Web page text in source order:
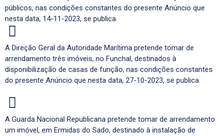
públicos, nas condições constantes do presente Anúncio que
nesta data, 14-11-2023, se publica.
A Direção Geral da Autoridade Marítima pretende tomar de
arrendamento três imóveis, no Funchal, destinados à
disponibilização de casas de função, nas condições constantes
do presente Anúncio que nesta data, 27-10-2023, se publica.
A Guarda Nacional Republicana pretende tomar de arrendamento
um imóvel, em Ermidas do Sado, destinado à instalação de